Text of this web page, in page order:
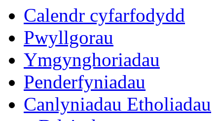
Calendr cyfarfodydd
Pwyllgorau
Ymgynghoriadau
Penderfyniadau
Canlyniadau Etholiadau
eitem
5.